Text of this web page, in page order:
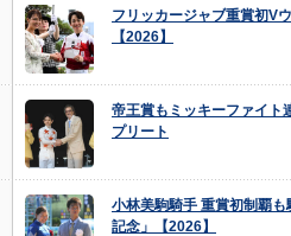
フリッカージャブ重賞初V
【2026】
帝王賞もミッキーファイト
プリート
小林美駒騎手 重賞初制覇
記念」【2026】